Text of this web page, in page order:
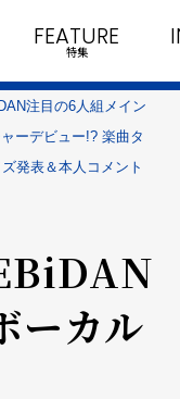
FEATURE
特集
注目の6人組メイン
ーデビュー!? 楽曲タ
発表＆本人コメント
ーカル